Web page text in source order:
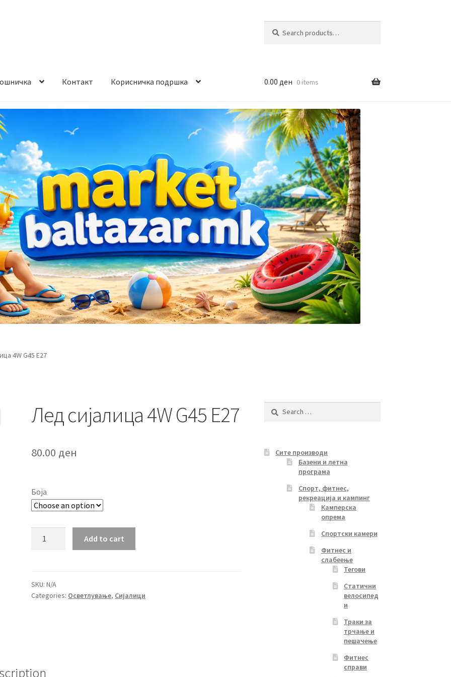
for:
Контакт Корисничка подршка
и начин на плаќање
на производ Услови за користење
0.00 ден 0 items
4W G45 Е27
Лед сијалица 4W G45 Е27
80.00 ден
Боја
Е27
quantity
Add to cart
SKU:N/A
Categories: Осветлување, Сијалици
Search
Сите производи
Базени и летна
програма
Спорт, фитнес,
рекреација и кампинг
Камперска
опрема
Спортски камери
Фитнес и
слабеење
Тегови
Статични
велосипед
и
Траки за
трчање и
пешачење
Фитнес
справи